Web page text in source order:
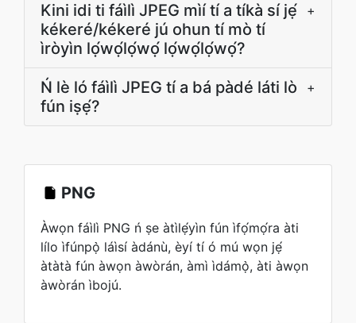
Kini idi ti fáìlì JPEG mìí tí a tíkà sí jẹ́
kékeré/kékeré jú ohun tí mò tí
ìròyìn lọ́wọ́lọ́wọ́ lọ́wọ́lọ́wọ́?
+
Ń lè ló fáìlì JPEG tí a bá pàdé láti lò
fún iṣẹ́?
+
PNG
Àwọn fáìlì PNG ń ṣe àtìlẹ́yìn fún ìfọ́mọ́ra àti
lílo ìfúnpọ̀ láìsí àdánù, èyí tí ó mú wọn jẹ́
àtàtà fún àwọn àwòrán, àmì ìdámọ̀, àti àwọn
àwòrán ìbojú.